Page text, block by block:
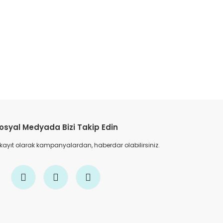
Medyada Bizi Takip Edin
olarak kampanyalardan, haberdar olabilirsiniz.